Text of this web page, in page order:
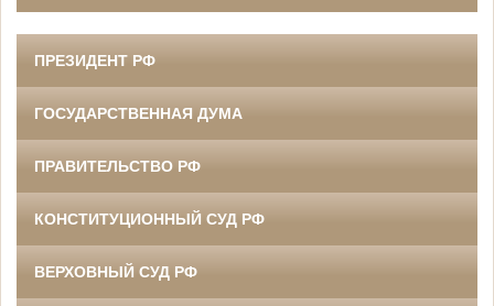
ПРЕЗИДЕНТ РФ
ГОСУДАРСТВЕННАЯ ДУМА
ПРАВИТЕЛЬСТВО РФ
КОНСТИТУЦИОННЫЙ СУД РФ
ВЕРХОВНЫЙ СУД РФ